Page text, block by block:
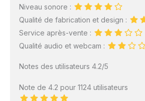
Niveau sonore :
Qualité de fabrication et design :
Service après-vente :
Qualité audio et webcam :
Notes des utilisateurs 4.2/5
Note de 4.2 pour 1124 utilisateurs